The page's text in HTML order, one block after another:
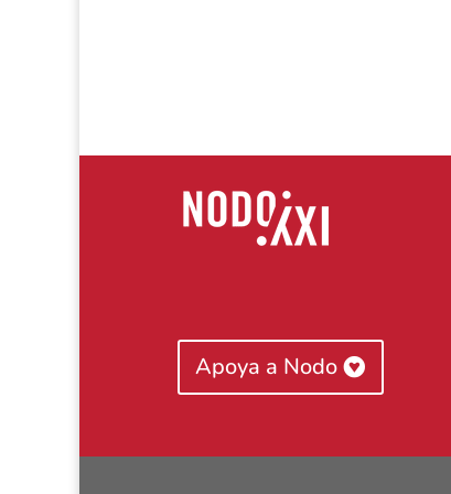
Apoya a Nodo